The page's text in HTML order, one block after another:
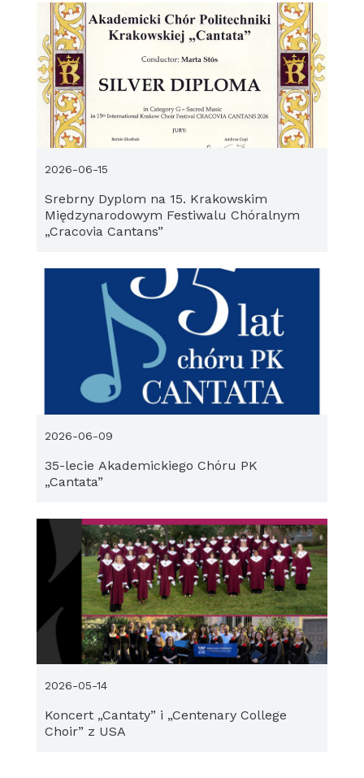
Srebrny Dyplom na 15. Krakowskim
Międzynarodowym Festiwalu Chóralnym
„Cracovia Cantans”
2026-06-15
35-lecie Akademickiego Chóru PK
„Cantata”
2026-06-09
Koncert „Cantaty” i „Centenary College
Choir” z USA
2026-05-14